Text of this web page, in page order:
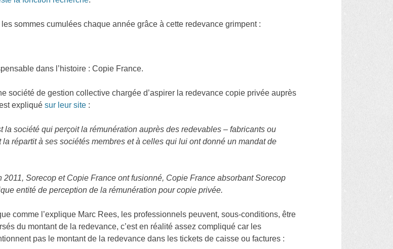
sommes cumulées chaque année grâce à cette redevance grimpent :
dans l’histoire : Copie France.
société de gestion collective chargée d’aspirer la redevance copie privée auprès
expliquésur leur site :
la société qui perçoit la rémunération auprès des redevables – fabricants ou
la répartit à ses sociétés membres et à celles qui lui ont donné un mandat de
2011, Sorecop et Copie France ont fusionné, Copie France absorbant Sorecop
entité de perception de la rémunération pour copie privée.
comme l’explique Marc Rees, les professionnels peuvent, sous-conditions, être
du montant de la redevance, c’est en réalité assez compliqué car les
pas le montant de la redevance dans les tickets de caisse ou factures :